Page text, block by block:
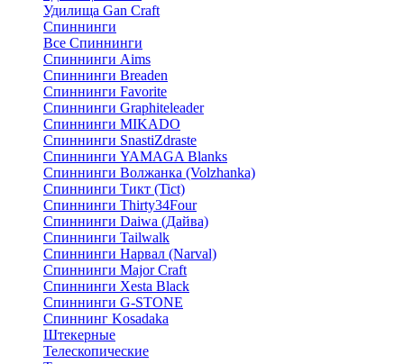
Удилища Gan Craft
Спиннинги
Все Спиннинги
Спиннинги Aims
Спиннинги Breaden
Спиннинги Favorite
Спиннинги Graphiteleader
Спиннинги MIKADO
Спиннинги SnastiZdraste
Спиннинги YAMAGA Blanks
Спиннинги Волжанка (Volzhanka)
Спиннинги Тикт (Tict)
Спиннинги Thirty34Four
Спиннинги Daiwa (Дайва)
Спиннинги Tailwalk
Спиннинги Нарвал (Narval)
Спиннинги Major Craft
Спиннинги Xesta Black
Спиннинги G-STONE
Спиннинг Kosadaka
Штекерные
Телескопические